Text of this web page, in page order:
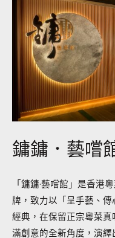
鏞鏞．藝嚐
「鏞鏞·藝嚐館」是香港
牌，致力以「呈手藝、傳
經典，在保留正宗粵菜
滿創意的全新角度，演繹